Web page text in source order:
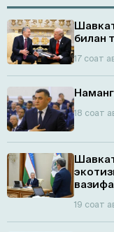
билан
17 соат
18 соат
19 соат